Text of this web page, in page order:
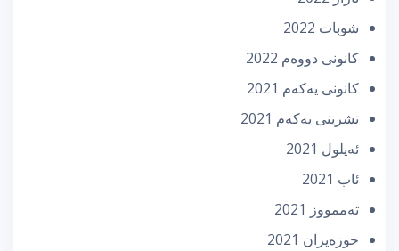
شوبات 2022
كانونی دووه‌م 2022
كانونی یه‌كه‌م 2021
تشرینی یه‌كه‌م 2021
ئه‌یلول 2021
ئاب 2021
تەممووز 2021
حوزه‌یران 2021